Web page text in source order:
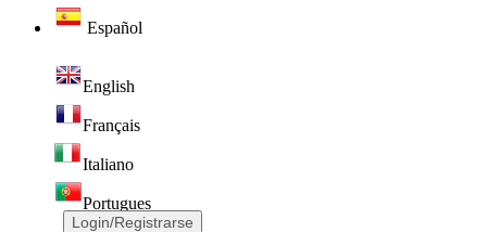
Español
English
Français
Italiano
Portugues
Login/Registrarse